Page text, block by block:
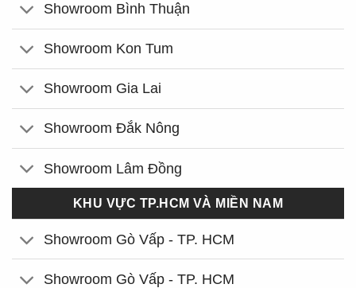
Showroom Bình Thuận
Showroom Kon Tum
Showroom Gia Lai
Showroom Đắk Nông
Showroom Lâm Đồng
KHU VỰC TP.HCM VÀ MIỀN NAM
Showroom Gò Vấp - TP. HCM
Showroom Gò Vấp - TP. HCM